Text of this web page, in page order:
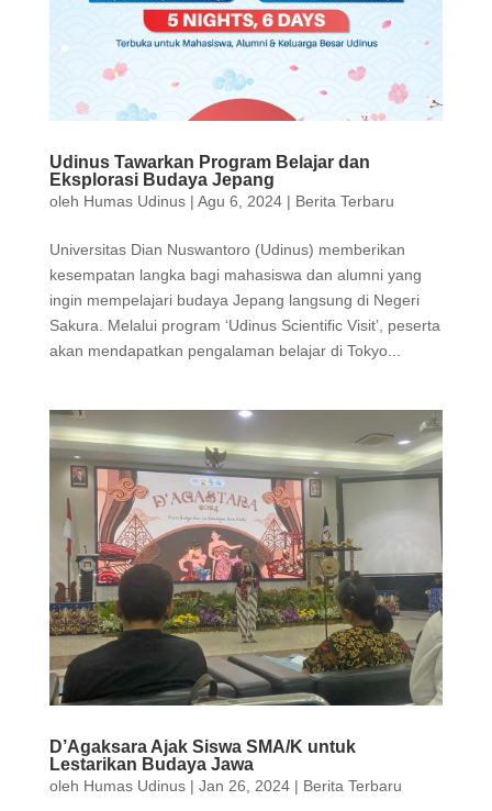
Udinus Tawarkan Program Belajar dan
Eksplorasi Budaya Jepang
oleh Humas Udinus| Agu 6, 2024| Berita Terbaru
Universitas Dian Nuswantoro (Udinus) memberikan
kesempatan langka bagi mahasiswa dan alumni yang
ingin mempelajari budaya Jepang langsung di Negeri
Sakura. Melalui program ‘Udinus Scientific Visit’, peserta
akan mendapatkan pengalaman belajar di Tokyo...
D’Agaksara Ajak Siswa SMA/K untuk
Lestarikan Budaya Jawa
oleh Humas Udinus| Jan 26, 2024| Berita Terbaru